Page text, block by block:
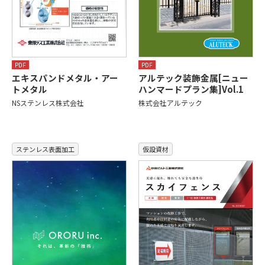
PDF
エキスパンドメタル・アー
トメタル
NSステンレス株式会社
PDF
アルテック装飾金属[ニュー
ハンマードプラン集]Vol.1
株式会社アルテック
ステンレス表面加工 仮設資材